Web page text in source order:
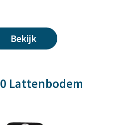
Bekijk
Lattenbodem